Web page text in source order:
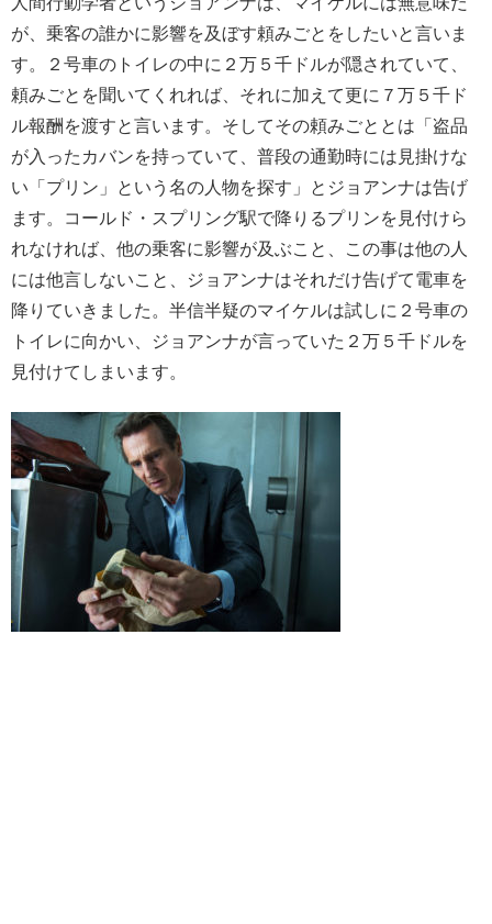
が、乗客の誰かに影響を及ぼす頼みごとをしたいと言いま
す。２号車のトイレの中に２万５千ドルが隠されていて、
頼みごとを聞いてくれれば、それに加えて更に７万５千ド
ル報酬を渡すと言います。そしてその頼みごととは「盗品
が入ったカバンを持っていて、普段の通勤時には見掛けな
い「プリン」という名の人物を探す」とジョアンナは告げ
ます。コールド・スプリング駅で降りるプリンを見付けら
れなければ、他の乗客に影響が及ぶこと、この事は他の人
には他言しないこと、ジョアンナはそれだけ告げて電車を
降りていきました。半信半疑のマイケルは試しに２号車の
トイレに向かい、ジョアンナが言っていた２万５千ドルを
見付けてしまいます。